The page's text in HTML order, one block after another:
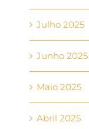
Julho 2025
Junho 2025
Maio 2025
Abril 2025